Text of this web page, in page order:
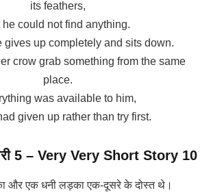
its feathers,
he could not find anything.
gives up completely and sits down.
crow grab something from the same
place.
was available to him,
given up rather than try first.
5 – Very Very Short Story 10
और एक धनी लड़का एक-दूसरे के दोस्त थे।